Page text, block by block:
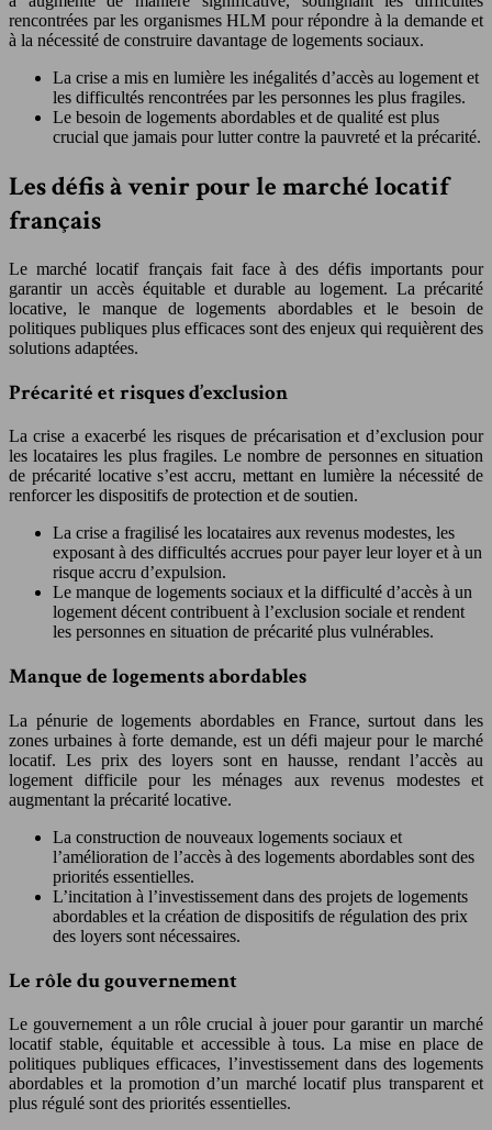
rencontrées par les organismes HLM pour répondre à la demande et
à la nécessité de construire davantage de logements sociaux.
La crise a mis en lumière les inégalités d’accès au logement et
les difficultés rencontrées par les personnes les plus fragiles.
Le besoin de logements abordables et de qualité est plus
crucial que jamais pour lutter contre la pauvreté et la précarité.
Les défis à venir pour le marché locatif
français
Le marché locatif français fait face à des défis importants pour
garantir un accès équitable et durable au logement. La précarité
locative, le manque de logements abordables et le besoin de
politiques publiques plus efficaces sont des enjeux qui requièrent des
solutions adaptées.
Précarité et risques d’exclusion
La crise a exacerbé les risques de précarisation et d’exclusion pour
les locataires les plus fragiles. Le nombre de personnes en situation
de précarité locative s’est accru, mettant en lumière la nécessité de
renforcer les dispositifs de protection et de soutien.
La crise a fragilisé les locataires aux revenus modestes, les
exposant à des difficultés accrues pour payer leur loyer et à un
risque accru d’expulsion.
Le manque de logements sociaux et la difficulté d’accès à un
logement décent contribuent à l’exclusion sociale et rendent
les personnes en situation de précarité plus vulnérables.
Manque de logements abordables
La pénurie de logements abordables en France, surtout dans les
zones urbaines à forte demande, est un défi majeur pour le marché
locatif. Les prix des loyers sont en hausse, rendant l’accès au
logement difficile pour les ménages aux revenus modestes et
augmentant la précarité locative.
La construction de nouveaux logements sociaux et
l’amélioration de l’accès à des logements abordables sont des
priorités essentielles.
L’incitation à l’investissement dans des projets de logements
abordables et la création de dispositifs de régulation des prix
des loyers sont nécessaires.
Le rôle du gouvernement
Le gouvernement a un rôle crucial à jouer pour garantir un marché
locatif stable, équitable et accessible à tous. La mise en place de
politiques publiques efficaces, l’investissement dans des logements
abordables et la promotion d’un marché locatif plus transparent et
plus régulé sont des priorités essentielles.